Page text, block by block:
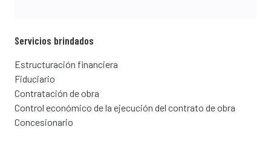
Servicios brindados
Estructuración financiera
Fiduciario
Contratación de obra
Control económico de la ejecución del contrato de obra
Concesionario